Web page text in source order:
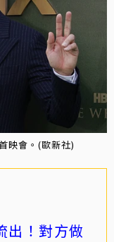
映會。(歐新社)
出！對方做